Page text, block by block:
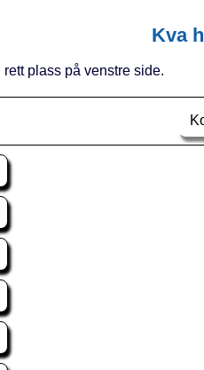
Kva
plass på venstre side.